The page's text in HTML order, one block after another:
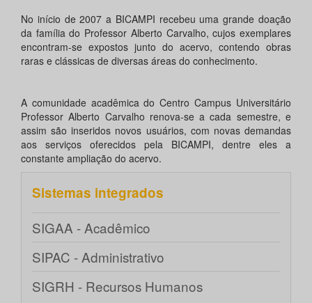
No início de 2007 a BICAMPI recebeu uma grande doação
da família do Professor Alberto Carvalho, cujos exemplares
encontram-se expostos junto do acervo, contendo obras
raras e clássicas de diversas áreas do conhecimento.
A comunidade acadêmica do Centro Campus Universitário
Professor Alberto Carvalho renova-se a cada semestre, e
assim são inseridos novos usuários, com novas demandas
aos serviços oferecidos pela BICAMPI, dentre eles a
constante ampliação do acervo.
Sistemas integrados
SIGAA - Acadêmico
SIPAC - Administrativo
SIGRH - Recursos Humanos